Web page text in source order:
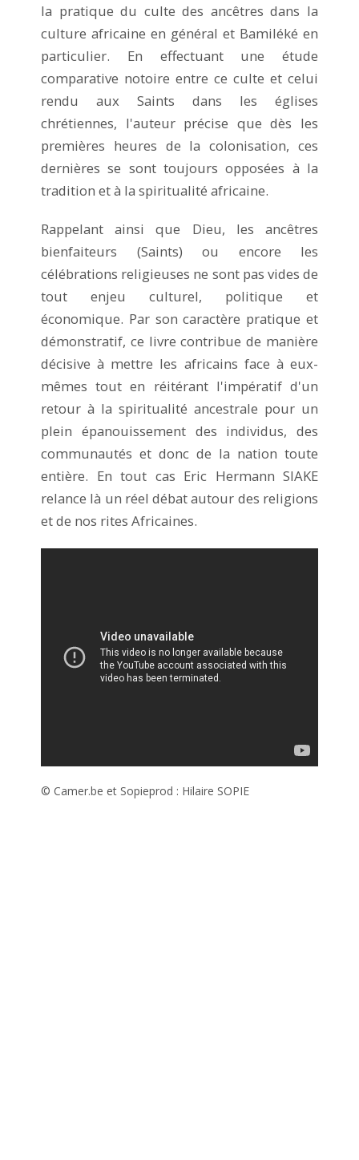
la pratique du culte des ancêtres dans la
culture africaine en général et Bamiléké en
particulier. En effectuant une étude
comparative notoire entre ce culte et celui
rendu aux Saints dans les églises
chrétiennes, l'auteur précise que dès les
premières heures de la colonisation, ces
dernières se sont toujours opposées à la
tradition et à la spiritualité africaine.
Rappelant ainsi que Dieu, les ancêtres
bienfaiteurs (Saints) ou encore les
célébrations religieuses ne sont pas vides de
tout enjeu culturel, politique et
économique. Par son caractère pratique et
démonstratif, ce livre contribue de manière
décisive à mettre les africains face à eux-
mêmes tout en réitérant l'impératif d'un
retour à la spiritualité ancestrale pour un
plein épanouissement des individus, des
communautés et donc de la nation toute
entière. En tout cas Eric Hermann SIAKE
relance là un réel débat autour des religions
et de nos rites Africaines.
© Camer.be et Sopieprod : Hilaire SOPIE